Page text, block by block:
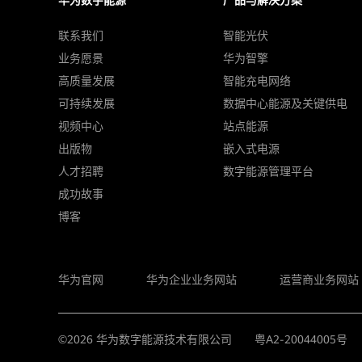
联系我们
业务愿景
高质量发展
可持续发展
视频中心
出版物
人才招聘
成功故事
博客
智能光伏
华为智擎
智能充电网络
数据中心能源及关键供电
站点能源
嵌入式电源
数字能源管理平台
华为官网 华为企业业务网站 运营商业务网站
©2026 华为数字能源技术有限公司 粤A2-20044005号